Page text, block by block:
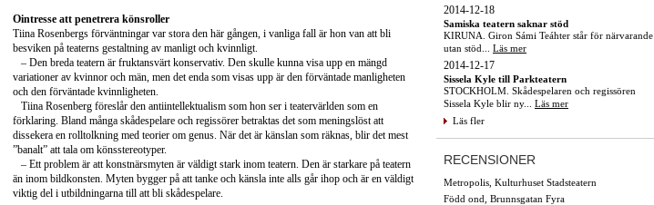
Ointresse att penetrera könsroller
Tiina Rosenbergs förväntningar var stora den här gången, i vanliga fall är hon van att bli
besviken på teaterns gestaltning av manligt och kvinnligt.
– Den breda teatern är fruktansvärt konservativ. Den skulle kunna visa upp en mängd
variationer av kvinnor och män, men det enda som visas upp är den förväntade manligheten
och den förväntade kvinnligheten.
Tiina Rosenberg föreslår den antiintellektualism som hon ser i teatervärlden som en
förklaring. Bland många skådespelare och regissörer betraktas det som meningslöst att
dissekera en rolltolkning med teorier om genus. När det är känslan som räknas, blir det mest
”banalt” att tala om könsstereotyper.
– Ett problem är att konstnärsmyten är väldigt stark inom teatern. Den är starkare på teatern
än inom bildkonsten. Myten bygger på att tanke och känsla inte alls går ihop och är en väldigt
viktig del i utbildningarna till att bli skådespelare.
2014-12-18
Samiska teatern saknar stöd
KIRUNA. Giron Sámi Teáhter står för närvarande
utan stöd... Läs mer
2014-12-17
Sissela Kyle till Parkteatern
STOCKHOLM. Skådespelaren och regissören
Sissela Kyle blir ny... Läs mer
Läs fler
RECENSIONER
Metropolis, Kulturhuset Stadsteatern
Född ond, Brunnsgatan Fyra